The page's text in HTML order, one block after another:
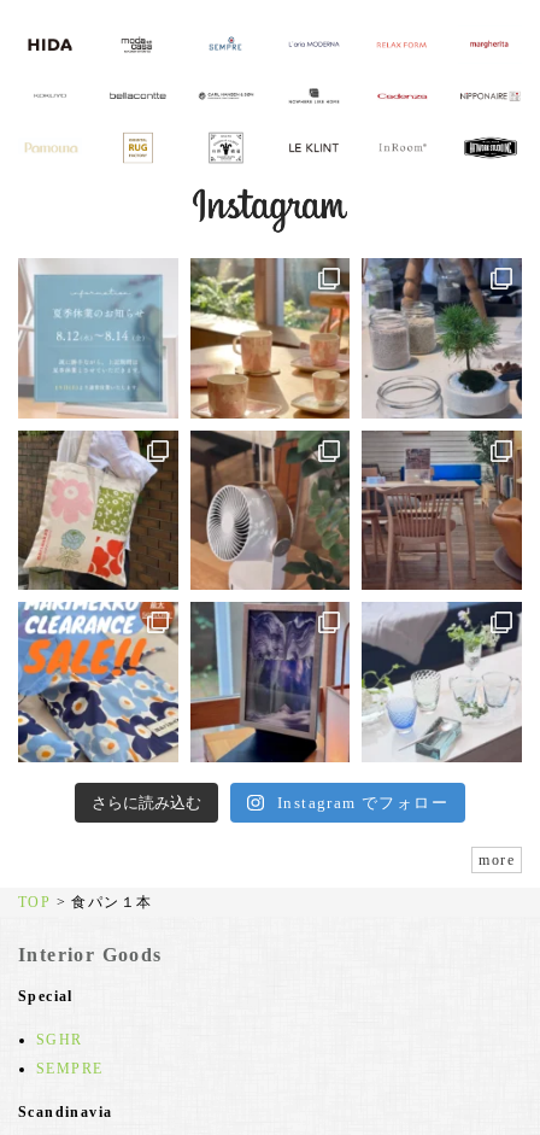
さらに読み込む Instagram でフォロー
more
TOP >食パン１本
Interior Goods
Special
SGHR
SEMPRE
Scandinavia